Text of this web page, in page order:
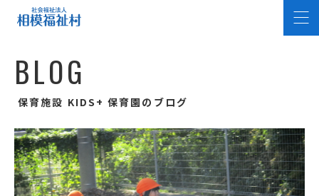
BLOG
保育施設 KIDS+ 保育園のブログ